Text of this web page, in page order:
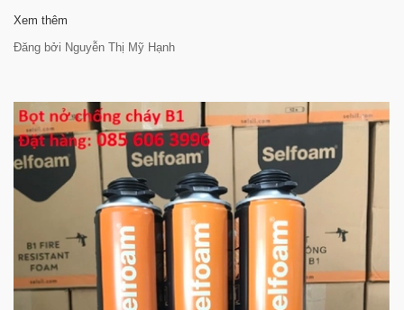
Xem thêm
Đăng bởi Nguyễn Thị Mỹ Hạnh